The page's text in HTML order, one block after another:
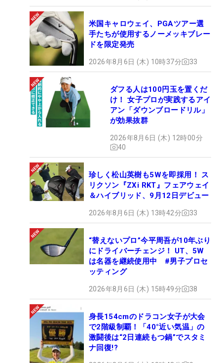
米国キャロウェイ、PGAツアー選
手たちが使用するノーメッキブレー
ドを限定発売
2026年8月6日 (木) 10時37分 33
ダフる人は100円玉を置くだ
け！ 女子プロが実践するアイ
アン「ダウンブロードリル」
が効果抜群
2026年8月6日 (木) 12時00分
40
珍しく松山英樹も5Wを即採用！ ス
リクソン『ZXi RKT』フェアウェイ
＆ハイブリッド、9月12日デビュー
2026年8月6日 (木) 13時42分 33
“替えないプロ”今平周吾が10年ぶり
にドライバーチェンジ！ UT、5W
は名器を継続使用中 #男子プロセ
ッティング
2026年8月6日 (木) 15時49分 38
身長154cmのドラコン女子が大会
で2階級制覇！「40°近い気温」の
激闘後は“2日連続もつ鍋”でスタミ
ナ回復!?